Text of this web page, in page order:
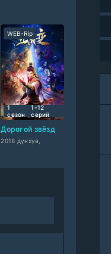
Дорогой звёзд
2018 дунхуа,
WEB-Rip
1
сезон
1-12
cерий